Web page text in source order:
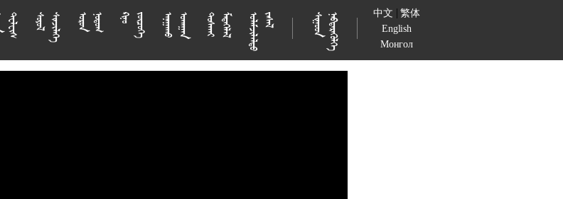
 











  






  







  










  












  













  














  中文 |繁体
English
Монгол